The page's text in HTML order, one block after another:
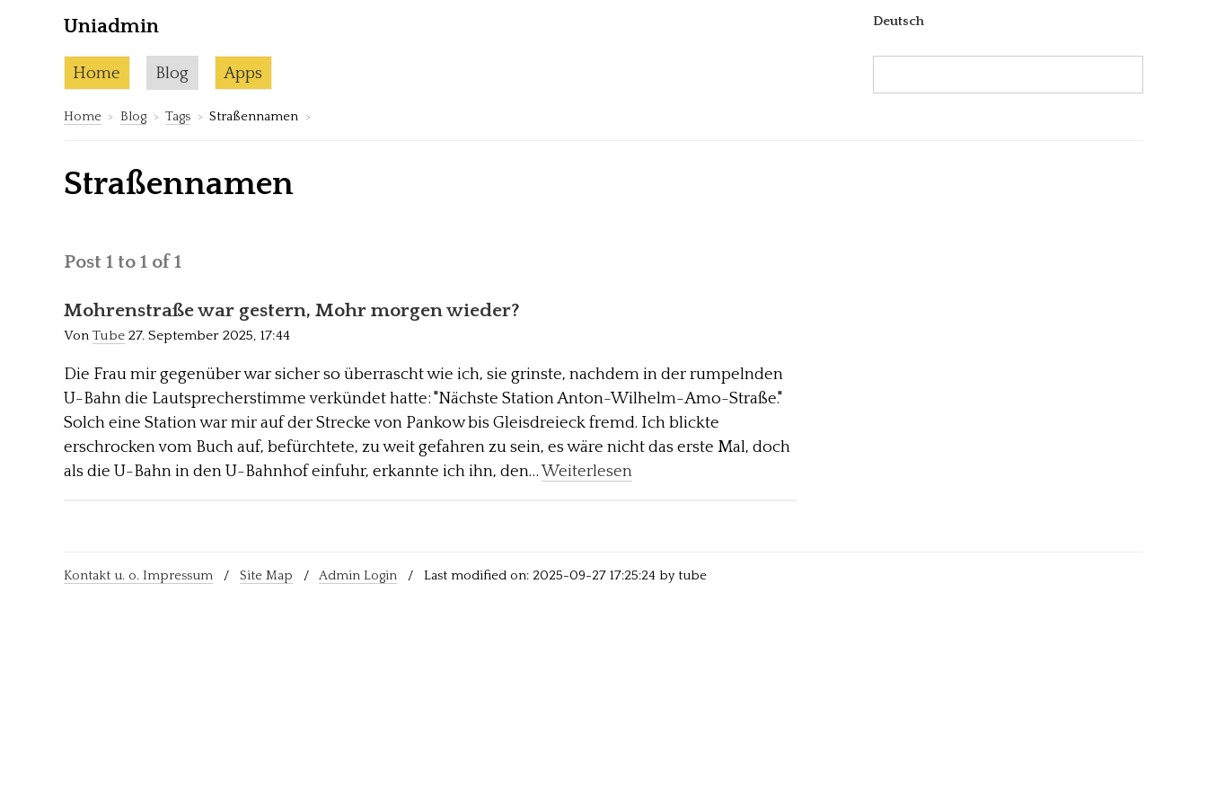
Uniadmin Deutsch
Skip to content
Home Current page:
Blog Apps
Home Blog Tags Straßennamen
Straßennamen
Post 1 to 1 of 1
Mohrenstraße war gestern, Mohr morgen wieder?
VonTube 27. September 2025, 17:44
Die Frau mir gegenüber war sicher so überrascht wie ich, sie grinste, nachdem in der rumpelnden
U-Bahn die Lautsprecherstimme verkündet hatte: "Nächste Station Anton-Wilhelm-Amo-Straße."
Solch eine Station war mir auf der Strecke von Pankow bis Gleisdreieck fremd. Ich blickte
erschrocken vom Buch auf, befürchtete, zu weit gefahren zu sein, es wäre nicht das erste Mal, doch
als die U-Bahn in den U-Bahnhof einfuhr, erkannte ich ihn, den…Weiterlesen
Kontakt u. o. Impressum /Site Map /Admin Login / Last modified on: 2025-09-27 17:25:24 by tube